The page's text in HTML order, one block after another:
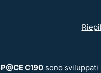
C190 sono sviluppati